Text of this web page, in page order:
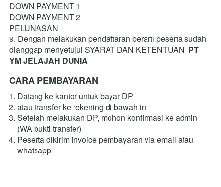
DOWN PAYMENT 1
DOWN PAYMENT 2
PELUNASAN
9. Dengan melakukan pendaftaran berarti peserta sudah
dianggap menyetujui SYARAT DAN KETENTUAN PT
YM JELAJAH DUNIA
CARA PEMBAYARAN
Datang ke kantor untuk bayar DP
atau transfer ke rekening di bawah ini
Setelah melakukan DP, mohon konfirmasi ke admin
(WA bukti transfer)
Peserta dikirim invoice pembayaran via email atau
whatsapp